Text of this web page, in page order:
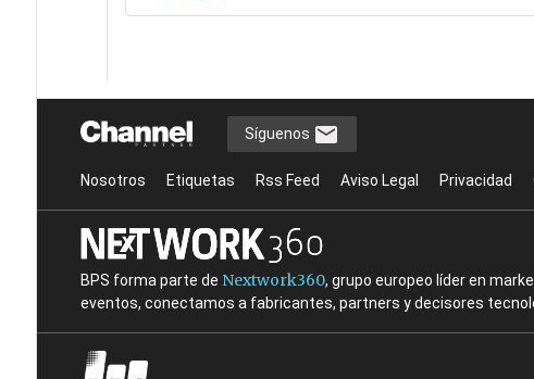
Síguenos
Nosotros Etiquetas Rss Feed Aviso Legal Privacidad
BPS forma parte de Nextwork360, grupo europeo líder en
eventos, conectamos a fabricantes, partners y decisores